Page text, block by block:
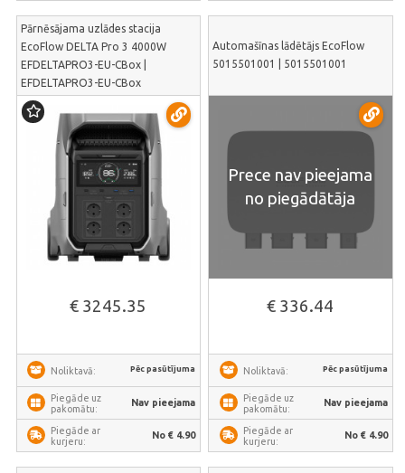
Pārnēsājama uzlādes stacija
EcoFlow DELTA Pro 3 4000W
EFDELTAPRO3-EU-CBox |
EFDELTAPRO3-EU-CBox
€ 3245.35
Noliktavā: Pēc pasūtījuma
Piegāde uz
pakomātu:
Nav pieejama
Piegāde ar
kurjeru:
No € 4.90
Automašīnas lādētājs EcoFlow
5015501001 | 5015501001
Prece nav pieejama
no piegādātāja
€ 336.44
Noliktavā: Pēc pasūtījuma
Piegāde uz
pakomātu:
Nav pieejama
Piegāde ar
kurjeru:
No € 4.90